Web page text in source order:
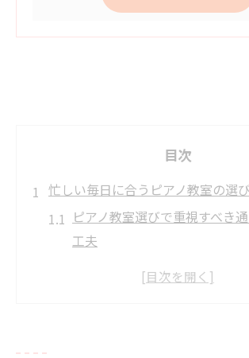
目次
忙しい毎日に合うピアノ教室の選
ピアノ教室選びで重視すべき
工夫
忙しい生活に合わせたピアノ